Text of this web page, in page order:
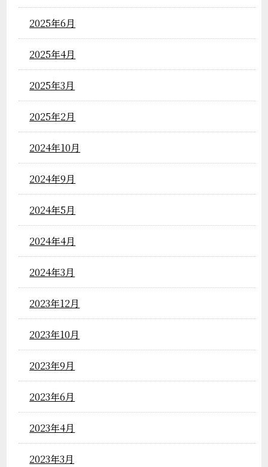
2025年6月
2025年4月
2025年3月
2025年2月
2024年10月
2024年9月
2024年5月
2024年4月
2024年3月
2023年12月
2023年10月
2023年9月
2023年6月
2023年4月
2023年3月